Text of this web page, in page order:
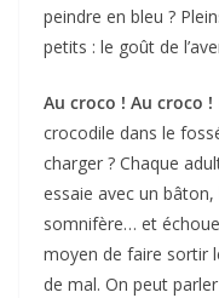
peindre en bleu ?
petits : le goût de
Au croco ! Au croco !
crocodile dans le
charger ? Chaque
essaie avec un
somnifère… et
moyen de faire sortir
de mal. On peut